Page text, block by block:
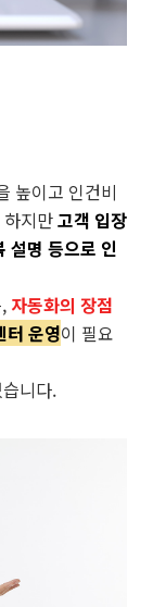
높이고 인건비
지만고객 입장
설명 등으로 인
자동화의 장점
터 운영이 필요
니다.